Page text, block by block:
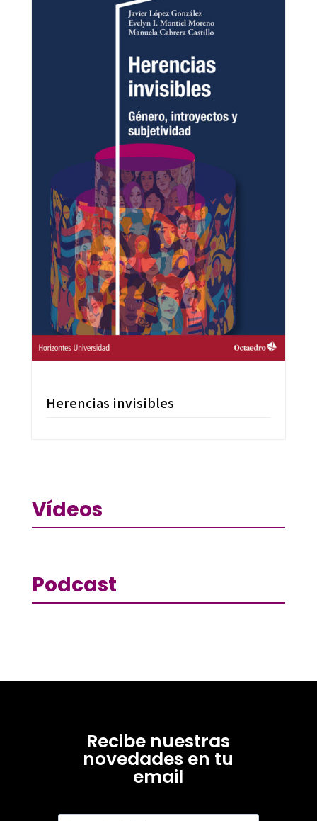
Herencias invisibles
Vídeos
Podcast
Recibe nuestras
novedades en tu
email